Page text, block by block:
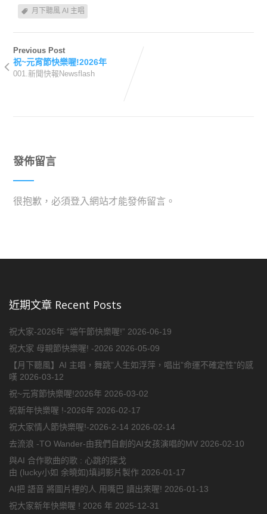
月下聽風 AI 主唱
Previous Post
祝~元宵節快樂喔!2026年
001.新聞快報Newsflash
發佈留言
很抱歉，必須登入 網站才能發佈留言。
近期文章 Recent Posts
祝大家-2026年 “端午節快樂喔!” 2026-06-19
祝大家 母親節快樂喔! -2026 2026-05-09
【月下聽風】AI 主唱，舞跳”人生如浮萍，唱出”命運不確定性”的感
嘆 2026-03-12
祝~元宵節快樂喔!2026年 2026-03-02
祝新年快樂喔 !-2026年 2026-02-17
祝大家情人節快樂喔!-2026-2-14 2026-02-14
去流浪 -TO Wander-由我們自創的AI女孩演唱的MV 2026-02-10
與AI 合作歌曲的歌 : 心跳的探戈
由 (lucky小如 余曉如)填詞影片製作 2026-01-17
AI把 語音 將圖片裡的人 用嘴巴 讀出來喔! 2026-01-13
祝大家新年快樂喔 ! 2026 年 2025-12-31